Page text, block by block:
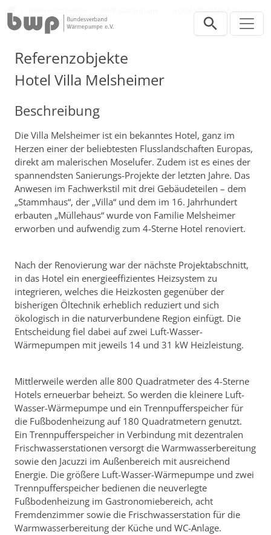
Hotel Villa Melsheimer
Referenzobjekte
Hotel Villa Melsheimer
Beschreibung
Die Villa Melsheimer ist ein bekanntes Hotel, ganz im
Herzen einer der beliebtesten Flusslandschaften Europas,
direkt am malerischen Moselufer. Zudem ist es eines der
spannendsten Sanierungs-Projekte der letzten Jahre. Das
Anwesen im Fachwerkstil mit drei Gebäudeteilen – dem
„Stammhaus“, der „Villa“ und dem im 16. Jahrhundert
erbauten „Müllehaus“ wurde von Familie Melsheimer
erworben und aufwendig zum 4-Sterne Hotel renoviert.
Nach der Renovierung war der nächste Projektabschnitt,
in das Hotel ein energieeffizientes Heizsystem zu
integrieren, welches die Heizkosten gegenüber der
bisherigen Öltechnik erheblich reduziert und sich
ökologisch in die naturverbundene Region einfügt. Die
Entscheidung fiel dabei auf zwei Luft-Wasser-
Wärmepumpen mit jeweils 14 und 31 kW Heizleistung.
Mittlerweile werden alle 800 Quadratmeter des 4-Sterne
Hotels erneuerbar beheizt. So werden die kleinere Luft-
Wasser-Wärmepumpe und ein Trennpufferspeicher für
die Fußbodenheizung auf 180 Quadratmetern genutzt.
Ein Trennpufferspeicher in Verbindung mit dezentralen
Frischwasserstationen versorgt die Warmwasserbereitung
sowie den Jacuzzi im Außenbereich mit ausreichend
Energie. Die größere Luft-Wasser-Wärmepumpe und zwei
Trennpufferspeicher bedienen die neuverlegte
Fußbodenheizung im Gastronomiebereich, acht
Fremdenzimmer sowie die Frischwasserstation für die
Warmwasserbereitung der Küche und WC-Anlage.